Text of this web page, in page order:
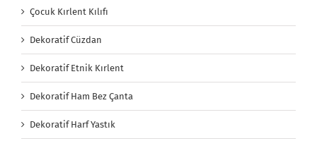
Çocuk Kırlent Kılıfı
Dekoratif Cüzdan
Dekoratif Etnik Kırlent
Dekoratif Ham Bez Çanta
Dekoratif Harf Yastık